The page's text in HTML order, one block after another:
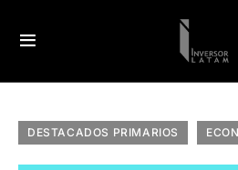
DESTACADOS PRIMARIOS